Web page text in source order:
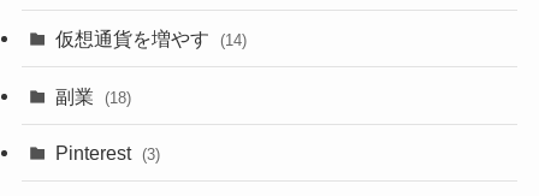
仮想通貨を増やす (14)
副業 (18)
Pinterest (3)